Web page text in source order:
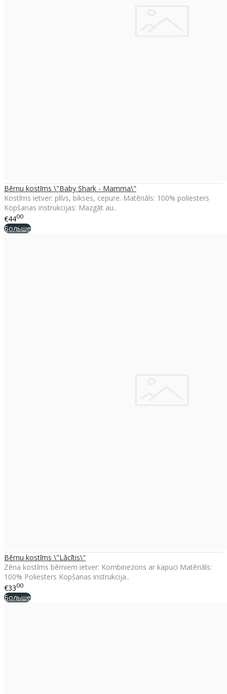
Bērnu kostīms \"Baby Shark - Mamma\"
Kostīms ietver: plīvs, bikses, cepure. Matēriāls: 100% poliesters
Kopšanas instrukcijas: Mazgāt au..
€4400
Больше
Bērnu kostīms \"Lācītis\"
Zēna kostīms bērniem ietver: Kombinezons ar kapuci Matēriāls:
100% Poliesters Kopšanas instrukcija..
€3300
Больше